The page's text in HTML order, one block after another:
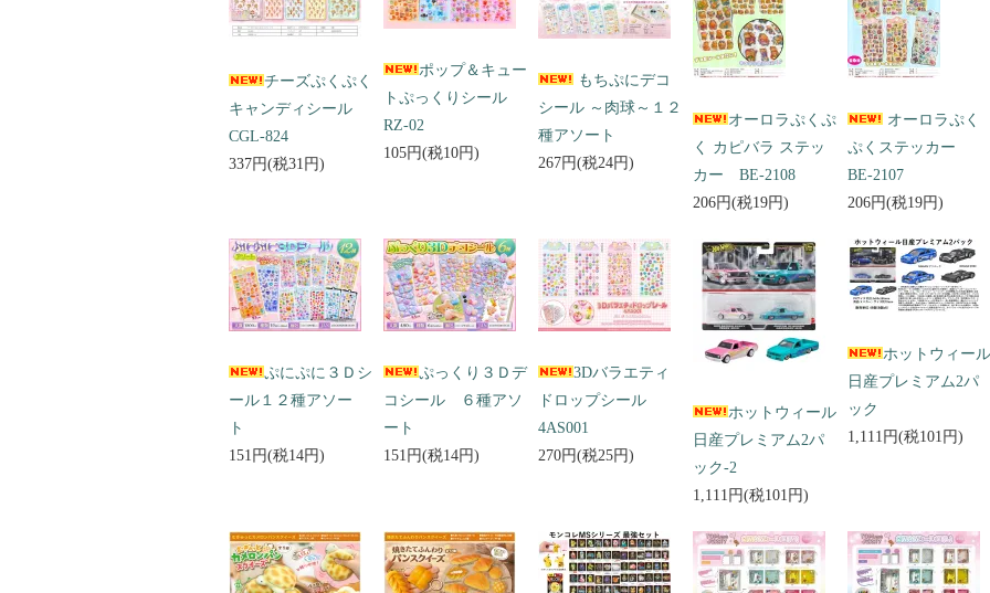
チーズぷくぷく
キャンディシール
CGL-824
337円(税31円)
ポップ＆キュー
トぷっくりシール
RZ-02
105円(税10円)
もちぷにデコ
シール ～肉球～１２
種アソート
267円(税24円)
オーロラぷくぷ
く カピバラ ステッ
カー BE-2108
206円(税19円)
オーロラぷく
ぷくステッカー
BE-2107
206円(税19円)
ぷにぷに３Ｄシ
ール１２種アソー
ト
151円(税14円)
ぷっくり３Ｄデ
コシール ６種アソ
ート
151円(税14円)
3Dバラエティ
ドロップシール
4AS001
270円(税25円)
ホットウィール
日産プレミアム2パ
ック-2
1,111円(税101円)
ホットウィール
日産プレミアム2パ
ック
1,111円(税101円)